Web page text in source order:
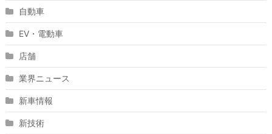
自動車
EV・電動車
店舗
業界ニュース
新車情報
新技術